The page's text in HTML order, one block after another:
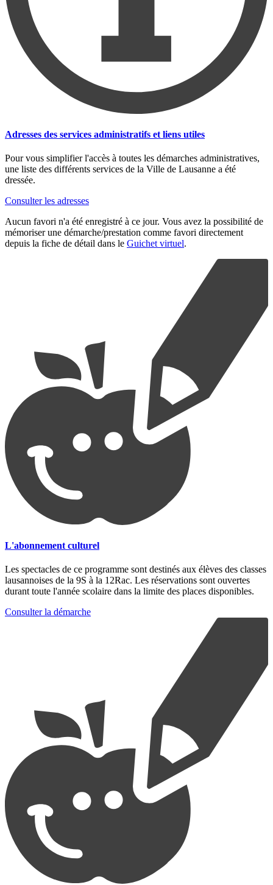
Adresses des services administratifs et liens utiles
Pour vous simplifier l'accès à toutes les démarches administratives,
une liste des différents services de la Ville de Lausanne a été
dressée.
Consulter les adresses
Aucun favori n'a été enregistré à ce jour. Vous avez la possibilité de
mémoriser une démarche/prestation comme favori directement
depuis la fiche de détail dans le Guichet virtuel.
L'abonnement culturel
Les spectacles de ce programme sont destinés aux élèves des classes
lausannoises de la 9S à la 12Rac. Les réservations sont ouvertes
durant toute l'année scolaire dans la limite des places disponibles.
Consulter la démarche